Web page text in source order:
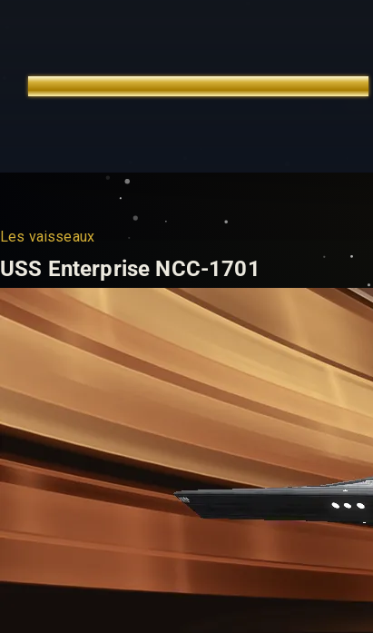
TREK OUTTA TIMEÉDITION FRANÇAISE
Les vaisseaux
USS Enterprise NCC-1701